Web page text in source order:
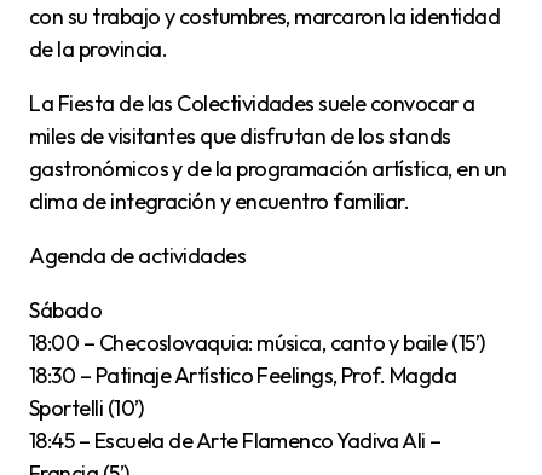
con su trabajo y costumbres, marcaron la identidad
de la provincia.
La Fiesta de las Colectividades suele convocar a
miles de visitantes que disfrutan de los stands
gastronómicos y de la programación artística, en un
clima de integración y encuentro familiar.
Agenda de actividades
Sábado
18:00 – Checoslovaquia: música, canto y baile (15’)
18:30 – Patinaje Artístico Feelings, Prof. Magda
Sportelli (10’)
18:45 – Escuela de Arte Flamenco Yadiva Ali –